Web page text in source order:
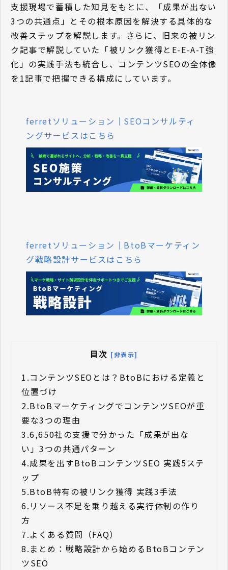
支援現場で蓄積した知見をもとに、「成果が出ない
3つの共通点」とその根本原因を解決する具体的な
改善ステップを解説します。さらに、旧来の被リン
ク記事で解説していた「被リンク獲得とE-E-A-T強
化」の実践手法も統合し、コンテンツSEOの全体像
を1記事で把握できる構成にしています。
ferretソリューション｜SEOコンサルティ
ングサービスはこちら
ferretソリューション｜BtoBマーケティン
グ戦略設計サービスはこちら
目次 [非表示]
1.コンテンツSEOとは？BtoBにおける定義と
位置づけ
2.BtoBマーケティングでコンテンツSEOが重
要な3つの理由
3.6,650社の支援で分かった「成果が出な
い」3つの共通パターン
4.成果を出すBtoBコンテンツSEO 実践5ステ
ップ
5.BtoB特有の被リンク獲得 実践3手法
6. リソース不足を乗り越える実行体制の作り
方
7.よくある質問（FAQ）
8. まとめ：戦略設計から始めるBtoBコンテン
ツSEO